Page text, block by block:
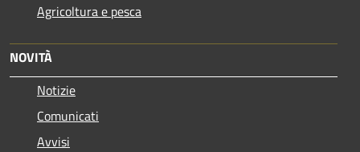
Agricoltura e pesca
NOVITÀ
Notizie
Comunicati
Avvisi